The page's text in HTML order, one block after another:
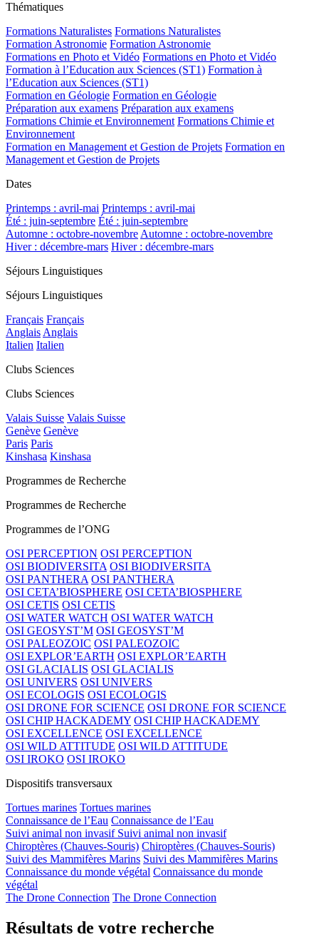
Thématiques
Formations Naturalistes Formations Naturalistes
Formation Astronomie Formation Astronomie
Formations en Photo et Vidéo Formations en Photo et Vidéo
Formation à l’Education aux Sciences (ST1) Formation à
l’Education aux Sciences (ST1)
Formation en Géologie Formation en Géologie
Préparation aux examens Préparation aux examens
Formations Chimie et Environnement Formations Chimie et
Environnement
Formation en Management et Gestion de Projets Formation en
Management et Gestion de Projets
Dates
Printemps : avril-mai Printemps : avril-mai
Été : juin-septembre Été : juin-septembre
Automne : octobre-novembreAutomne : octobre-novembre
Hiver : décembre-mars Hiver : décembre-mars
Séjours Linguistiques
Séjours Linguistiques
Français Français
AnglaisAnglais
Italien Italien
Clubs Sciences
Clubs Sciences
Valais Suisse Valais Suisse
Genève Genève
Paris Paris
Kinshasa Kinshasa
Programmes de Recherche
Programmes de Recherche
Programmes de l’ONG
OSI PERCEPTION OSI PERCEPTION
OSI BIODIVERSITA OSI BIODIVERSITA
OSI PANTHERA OSI PANTHERA
OSI CETA’BIOSPHERE OSI CETA’BIOSPHERE
OSI CETIS OSI CETIS
OSI WATER WATCH OSI WATER WATCH
OSI GEOSYST’M OSI GEOSYST’M
OSI PALEOZOIC OSI PALEOZOIC
OSI EXPLOR’EARTH OSI EXPLOR’EARTH
OSI GLACIALIS OSI GLACIALIS
OSI UNIVERS OSI UNIVERS
OSI ECOLOGIS OSI ECOLOGIS
OSI DRONE FOR SCIENCE OSI DRONE FOR SCIENCE
OSI CHIP HACKADEMY OSI CHIP HACKADEMY
OSI EXCELLENCE OSI EXCELLENCE
OSI WILD ATTITUDE OSI WILD ATTITUDE
OSI IROKO OSI IROKO
Dispositifs transversaux
Tortues marines Tortues marines
Connaissance de l’Eau Connaissance de l’Eau
Suivi animal non invasif Suivi animal non invasif
Chiroptères (Chauves-Souris) Chiroptères (Chauves-Souris)
Suivi des Mammifères Marins Suivi des Mammifères Marins
Connaissance du monde végétal Connaissance du monde
végétal
The Drone Connection The Drone Connection
Résultats de votre recherche